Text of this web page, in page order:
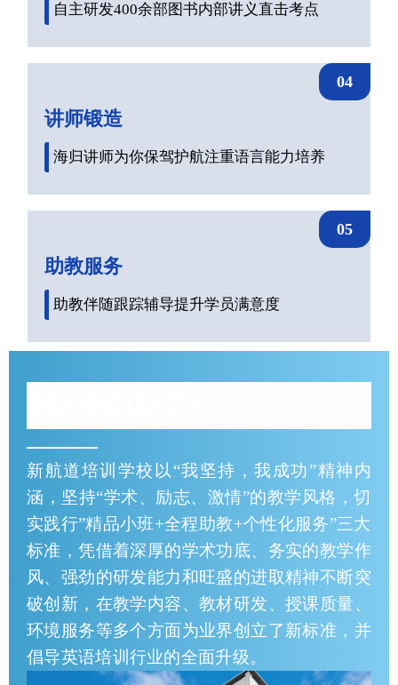
自主研发400余部图书内部讲义直击考点
04
讲师锻造
海归讲师为你保驾护航注重语言能力培养
05
助教服务
助教伴随跟踪辅导提升学员满意度
新航道培训学校以“我坚持，我成功”精神内
涵，坚持“学术、励志、激情”的教学风格，切
实践行”精品小班+全程助教+个性化服务”三大
标准，凭借着深厚的学术功底、务实的教学作
风、强劲的研发能力和旺盛的进取精神不断突
破创新，在教学内容、教材研发、授课质量、
环境服务等多个方面为业界创立了新标准，并
倡导英语培训行业的全面升级。